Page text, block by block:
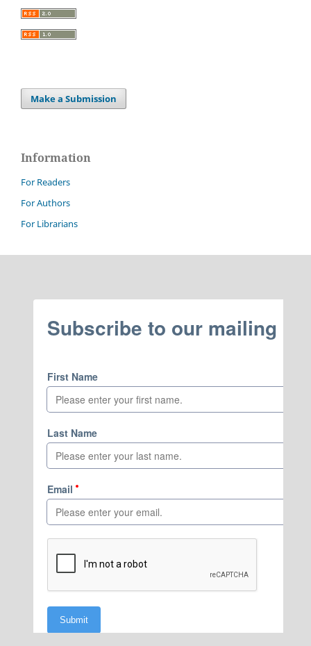
Make a Submission
Information
For Readers
For Authors
For Librarians